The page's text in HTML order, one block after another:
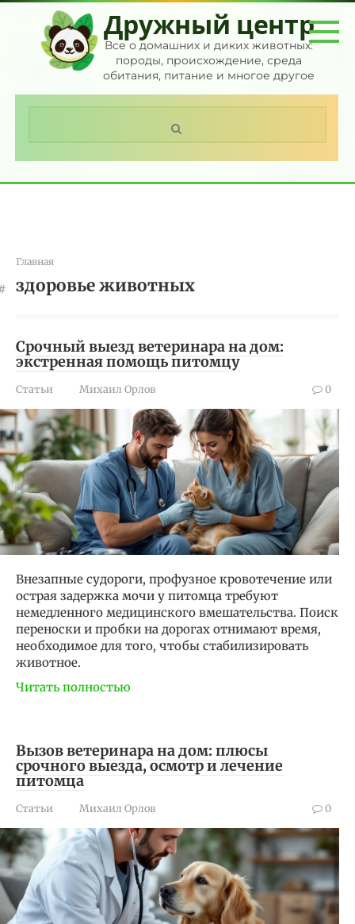
Перейти
контенту
Дружный центр
Все о домашних и диких животных:
породы, происхождение, среда
обитания, питание и многое другое
Главная
здоровье животных
Срочный выезд ветеринара на дом:
экстренная помощь питомцу
Статьи Михаил Орлов 0
Внезапные судороги, профузное кровотечение или
острая задержка мочи у питомца требуют
немедленного медицинского вмешательства. Поиск
переноски и пробки на дорогах отнимают время,
необходимое для того, чтобы стабилизировать
животное.
Читать полностью
Вызов ветеринара на дом: плюсы
срочного выезда, осмотр и лечение
питомца
Статьи Михаил Орлов 0